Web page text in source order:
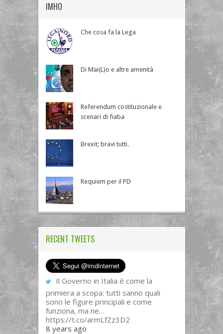
IMHO
Che cosa fa la Lega
Di Mai(L)o e altre amenità
Referendum costituzionale e
scenari di fiaba
Brexit; bravi tutti.
Requiem per il PD
RECENT TWEETS
Il Governo in Italia è come la
primiera a scopa: tutti sanno quali
sono le figure principali e come
funziona, ma ne…
https://t.co/armLfZz3D2
8 years ago